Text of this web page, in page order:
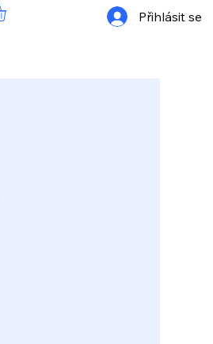
Přihlásit se